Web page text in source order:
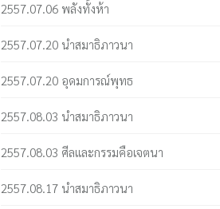
2557.07.06 พลังทั้งห้า
2557.07.20 นำสมาธิภาวนา
2557.07.20 อุดมการณ์พุทธ
2557.08.03 นำสมาธิภาวนา
2557.08.03 ศีลและกรรมคือเจตนา
2557.08.17 นำสมาธิภาวนา